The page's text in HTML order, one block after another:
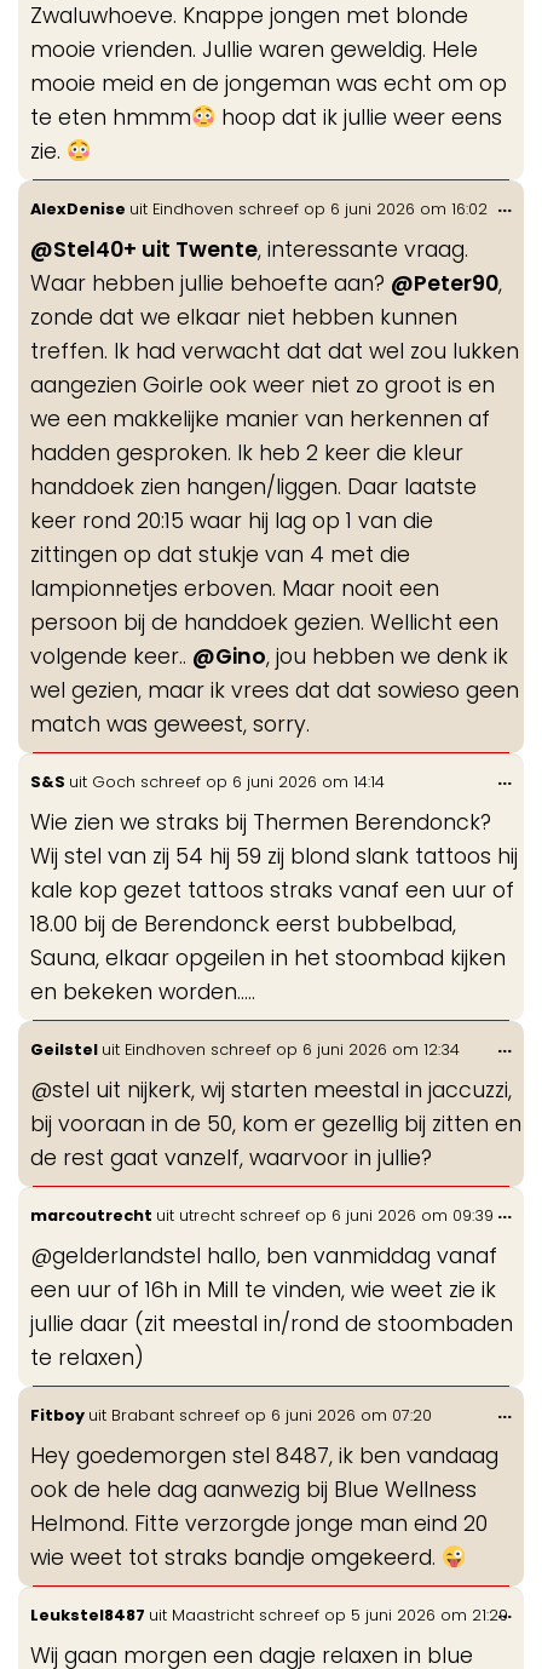
Zwaluwhoeve. Knappe jongen met blonde
mooie vrienden. Jullie waren geweldig. Hele
mooie meid en de jongeman was echt om op
te eten hmmm
hoop dat ik jullie weer eens
zie.
AlexDenise uit Eindhoven schreef op 6 juni 2026 om 16:02
@Stel40+ uit Twente, interessante vraag.
Waar hebben jullie behoefte aan? @Peter90,
zonde dat we elkaar niet hebben kunnen
treffen. Ik had verwacht dat dat wel zou lukken
aangezien Goirle ook weer niet zo groot is en
we een makkelijke manier van herkennen af
hadden gesproken. Ik heb 2 keer die kleur
handdoek zien hangen/liggen. Daar laatste
keer rond 20:15 waar hij lag op 1 van die
zittingen op dat stukje van 4 met die
lampionnetjes erboven. Maar nooit een
persoon bij de handdoek gezien. Wellicht een
volgende keer.. @Gino, jou hebben we denk ik
wel gezien, maar ik vrees dat dat sowieso geen
match was geweest, sorry.
...
S&S uit Goch schreef op 6 juni 2026 om 14:14
Wie zien we straks bij Thermen Berendonck?
Wij stel van zij 54 hij 59 zij blond slank tattoos hij
kale kop gezet tattoos straks vanaf een uur of
18.00 bij de Berendonck eerst bubbelbad,
Sauna, elkaar opgeilen in het stoombad kijken
en bekeken worden.....
...
Geilstel uit Eindhoven schreef op 6 juni 2026 om 12:34
@stel uit nijkerk, wij starten meestal in jaccuzzi,
bij vooraan in de 50, kom er gezellig bij zitten en
de rest gaat vanzelf, waarvoor in jullie?
...
marcoutrecht uit utrecht schreef op 6 juni 2026 om 09:39
@gelderlandstel hallo, ben vanmiddag vanaf
een uur of 16h in Mill te vinden, wie weet zie ik
jullie daar (zit meestal in/rond de stoombaden
te relaxen)
...
Fitboy uit Brabant schreef op 6 juni 2026 om 07:20
Hey goedemorgen stel 8487, ik ben vandaag
ook de hele dag aanwezig bij Blue Wellness
Helmond. Fitte verzorgde jonge man eind 20
wie weet tot straks bandje omgekeerd.
...
Leukstel8487 uit Maastricht schreef op 5 juni 2026 om 21:29
Wij gaan morgen een dagje relaxen in blue
...